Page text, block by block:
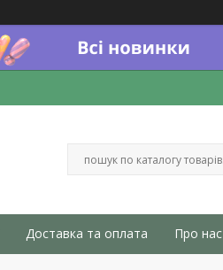
Доставка та оплата Про нас